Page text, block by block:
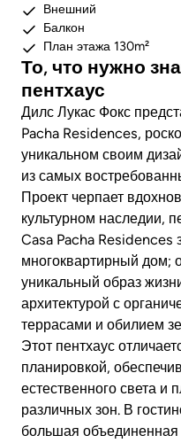
Внешний
Балкон
План этажа 130m²
То, что нужно
пентхаус
Дилс Лукас Фокс
Pacha Residences,
уникальном своим
из самых
Проект черпает
культурном наследии,
Casa Pacha Residences
многоквартирный дом;
уникальный образ
архитектурой с
террасами и обилием
Этот пентхаус
планировкой,
естественного света и
различных зон. В
большая объединенная